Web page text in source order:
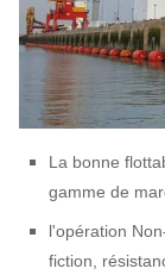
La bonne
gamme de
l'opération
fiction,